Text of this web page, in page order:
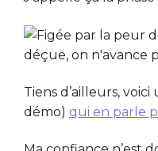
Tiens d’ailleurs,
démo) qui en parle